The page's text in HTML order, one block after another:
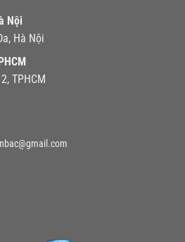
Nội
Hà Nội
TPHCM